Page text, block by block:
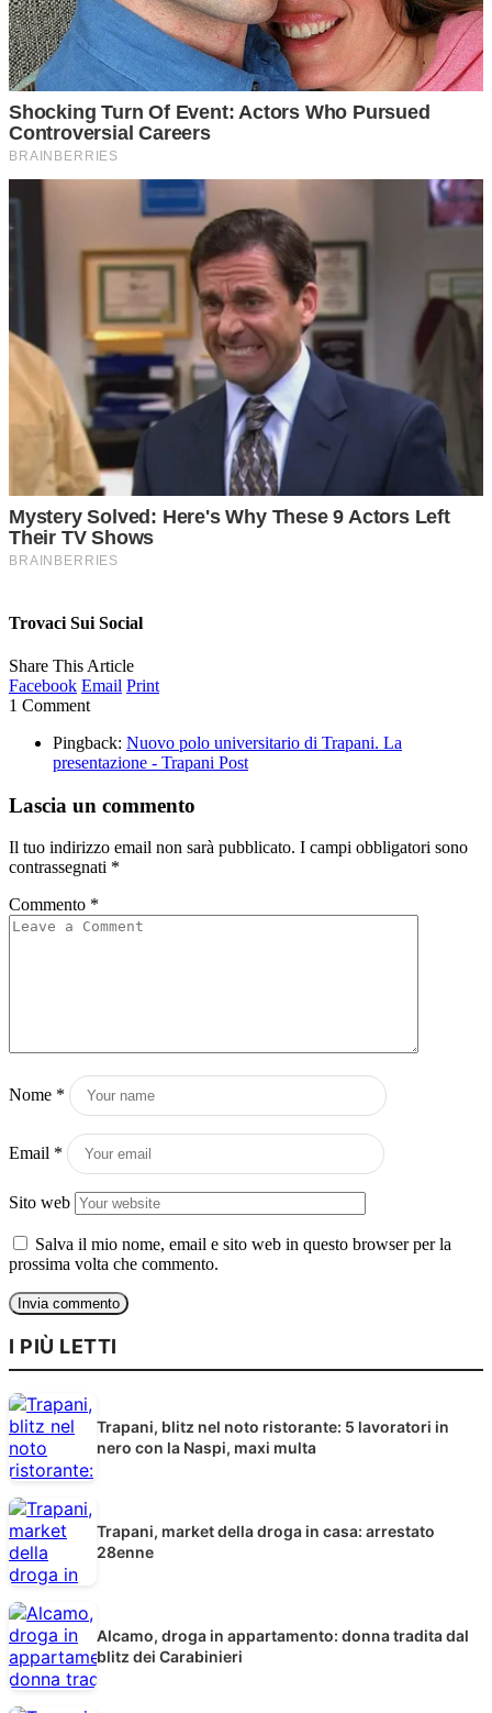
Trovaci Sui Social
Share This Article
Facebook Email Print
1 Comment
Pingback: Nuovo polo universitario di Trapani. La
presentazione - Trapani Post
Lascia un commento
Il tuo indirizzo email non sarà pubblicato. I campi obbligatori sono
contrassegnati *
Commento *
Nome *
Email *
Sito web
Salva il mio nome, email e sito web in questo browser per la
prossima volta che commento.
I PIÙ LETTI
Trapani, blitz nel noto ristorante: 5 lavoratori in
nero con la Naspi, maxi multa
Trapani, market della droga in casa: arrestato
28enne
Alcamo, droga in appartamento: donna tradita dal
blitz dei Carabinieri